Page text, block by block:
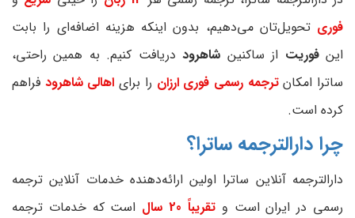
فوریتحویل‌تان می‌دهیم، بدون اینکه هزینه اضافه‌ای را بابت
اینفوریت از ساکنین شاهرود دریافت کنیم. به همین راحتی،
ساترا امکانترجمه رسمی فوری ارزان را برای اهالی شاهرود فراهم
کرده است.
چرا دارالترجمه ساترا؟
دارالترجمه آنلاین ساترا اولین ارائه‌دهنده خدمات آنلاین ترجمه
رسمی در ایران است و تقریباً 20 سال
است که خدمات ترجمه